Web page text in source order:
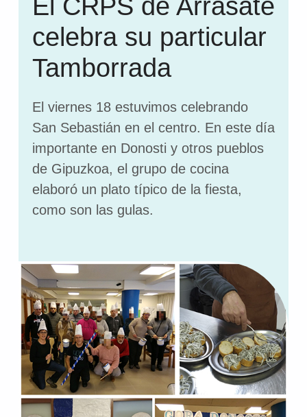
El CRPS de Arrasate
celebra su particular
Tamborrada
El viernes 18 estuvimos celebrando
San Sebastián en el centro. En este día
importante en Donosti y otros pueblos
de Gipuzkoa, el grupo de cocina
elaboró un plato típico de la fiesta,
como son las gulas.